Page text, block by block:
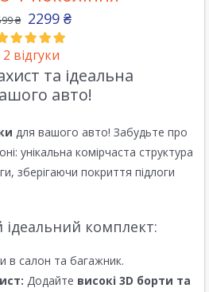
₴ 2299 ₴
2 відгуки
та ідеальна
авто!
для вашого авто! Забудьте про
унікальна комірчаста структура
зберігаючи покриття підлоги
ідеальний комплект:
в салон та багажник.
Додайте високі 3D борти та